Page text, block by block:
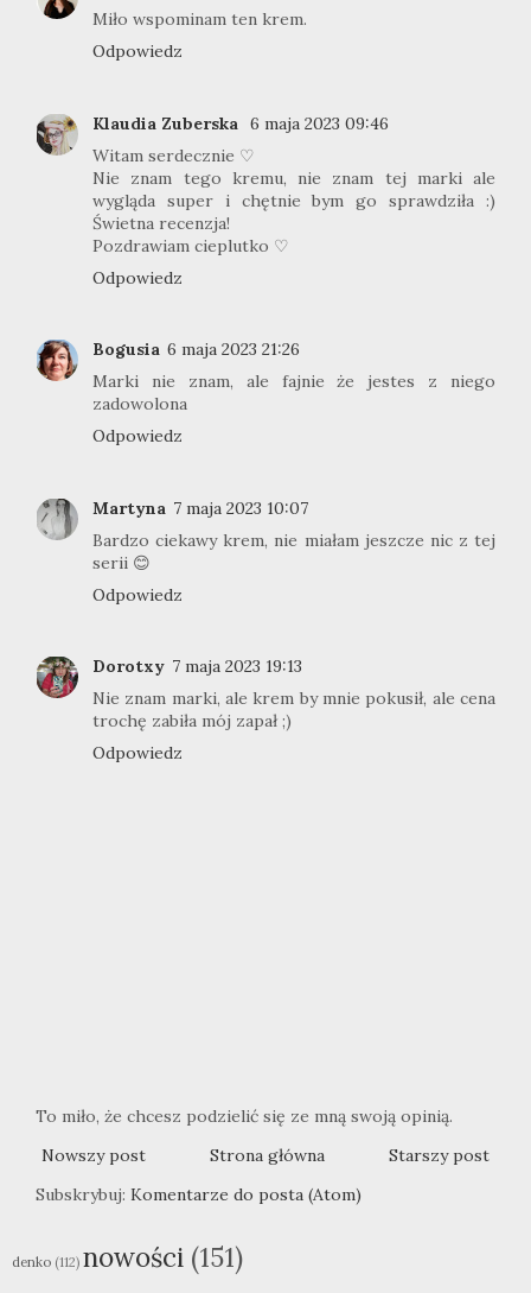
Miło wspominam ten krem.
Odpowiedz
Klaudia Zuberska 6 maja 2023 09:46
Witam serdecznie ♡
Nie znam tego kremu, nie znam tej marki ale
wygląda super i chętnie bym go sprawdziła :)
Świetna recenzja!
Pozdrawiam cieplutko ♡
Odpowiedz
Bogusia 6 maja 2023 21:26
Marki nie znam, ale fajnie że jestes z niego
zadowolona
Odpowiedz
Martyna 7 maja 2023 10:07
Bardzo ciekawy krem, nie miałam jeszcze nic z tej
serii 😊
Odpowiedz
Dorotxy 7 maja 2023 19:13
Nie znam marki, ale krem by mnie pokusił, ale cena
trochę zabiła mój zapał ;)
Odpowiedz
To miło, że chcesz podzielić się ze mną swoją opinią.
Nowszy post
Starszy post
Strona główna
Subskrybuj: Komentarze do posta (Atom)
denko (112) nowości (151)